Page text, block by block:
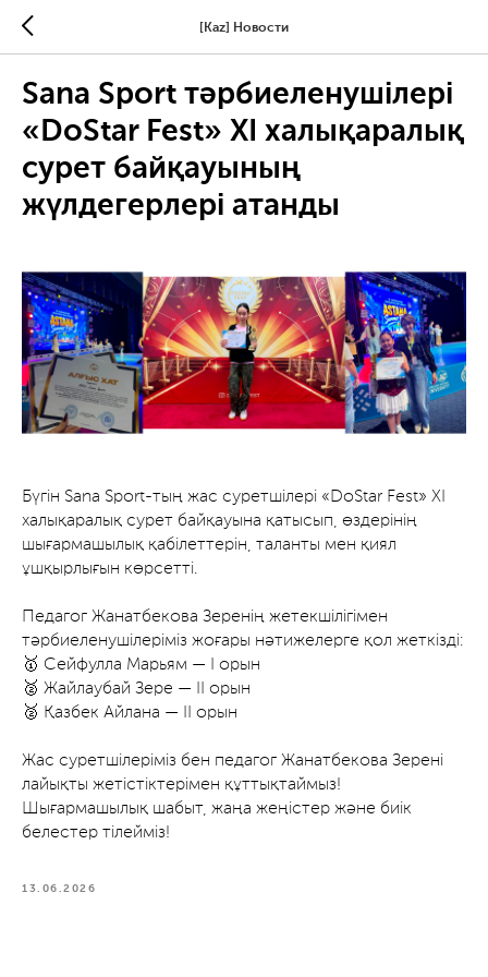
[Kaz] Новости
Sana Sport тәрбиеленушілері
«DoStar Fest» XI халықаралық
сурет байқауының
жүлдегерлері атанды
Бүгін Sana Sport-тың жас суретшілері «DoStar Fest» XI
халықаралық сурет байқауына қатысып, өздерінің
шығармашылық қабілеттерін, таланты мен қиял
ұшқырлығын көрсетті.
Педагог Жанатбекова Зеренің жетекшілігімен
тәрбиеленушілеріміз жоғары нәтижелерге қол жеткізді:
🥇 Сейфулла Марьям — І орын
🥈 Жайлаубай Зере — ІІ орын
🥈 Қазбек Айлана — ІІ орын
Жас суретшілеріміз бен педагог Жанатбекова Зерені
лайықты жетістіктерімен құттықтаймыз!
Шығармашылық шабыт, жаңа жеңістер және биік
белестер тілейміз!
13.06.2026